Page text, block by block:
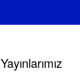
Yayınlarımız